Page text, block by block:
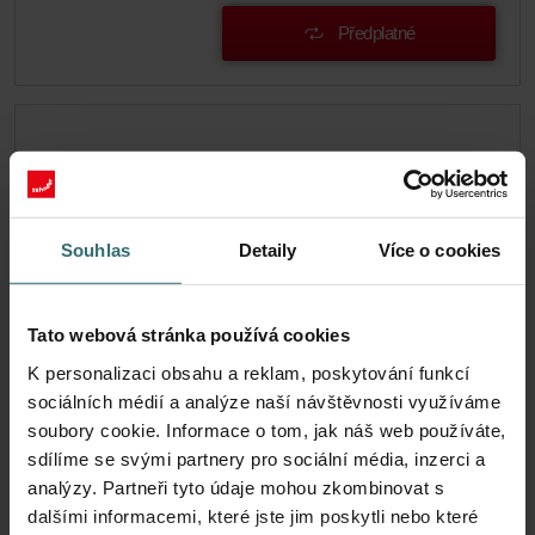
Souhlas Detaily Více o cookies
Tato webová stránka používá cookies
K personalizaci obsahu a reklam, poskytování funkcí
sociálních médií a analýze naší návštěvnosti využíváme
soubory cookie. Informace o tom, jak náš web používáte,
sdílíme se svými partnery pro sociální média, inzerci a
analýzy. Partneři tyto údaje mohou zkombinovat s
dalšími informacemi, které jste jim poskytli nebo které
Předplatné
Sada ochranných filtrů systému –
Zehnder EVO3/4 | Zehnder Original
Sada filtrů, která zajistí ochranu větracího systému před